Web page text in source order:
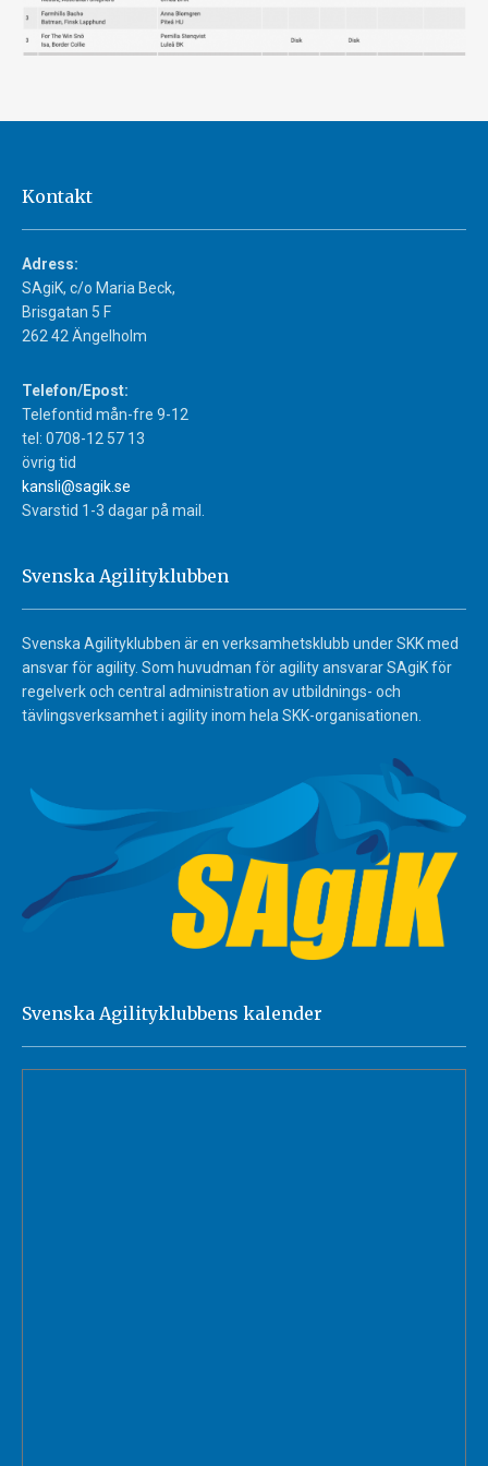
Kontakt
Adress:
SAgiK, c/o Maria Beck,
Brisgatan 5 F
262 42 Ängelholm
Telefon/Epost:
Telefontid mån-fre 9-12
tel: 0708-12 57 13
övrig tid
kansli@sagik.se
Svarstid 1-3 dagar på mail.
Svenska Agilityklubben
Svenska Agilityklubben är en verksamhetsklubb under SKK med
ansvar för agility. Som huvudman för agility ansvarar SAgiK för
regelverk och central administration av utbildnings- och
tävlingsverksamhet i agility inom hela SKK-organisationen.
Svenska Agilityklubbens kalender